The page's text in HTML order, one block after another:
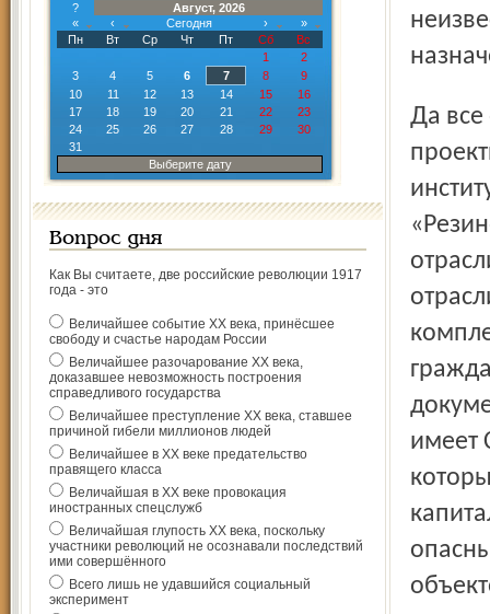
?
Август, 2026
«
‹ Сегодня ›
»
Пн
Вт Ср Чт Пт Сб
Вс
1
2
3
4 5 6 7 8
9
10
11 12 13 14 15
16
17
18 19 20 21 22
23
24
25 26 27 28 29
30
31
Выберите дату
Вопрос дня
Как Вы считаете, две российские революции 1917
года - это
Величайшее событие ХХ века, принёсшее
свободу и счастье народам России
Величайшее разочарование ХХ века,
доказавшее невозможность построения
справедливого государства
Величайшее преступление ХХ века, ставшее
причиной гибели миллионов людей
Величайшее в ХХ веке предательство
правящего класса
Величайшая в ХХ веке провокация
иностранных спецслужб
Величайшая глупость ХХ века, поскольку
участники революций не осознавали последствий
ими совершённого
Всего лишь не удавшийся социальный
эксперимент
Да все они, можно сказать, родились в одной палате. Их
имеет